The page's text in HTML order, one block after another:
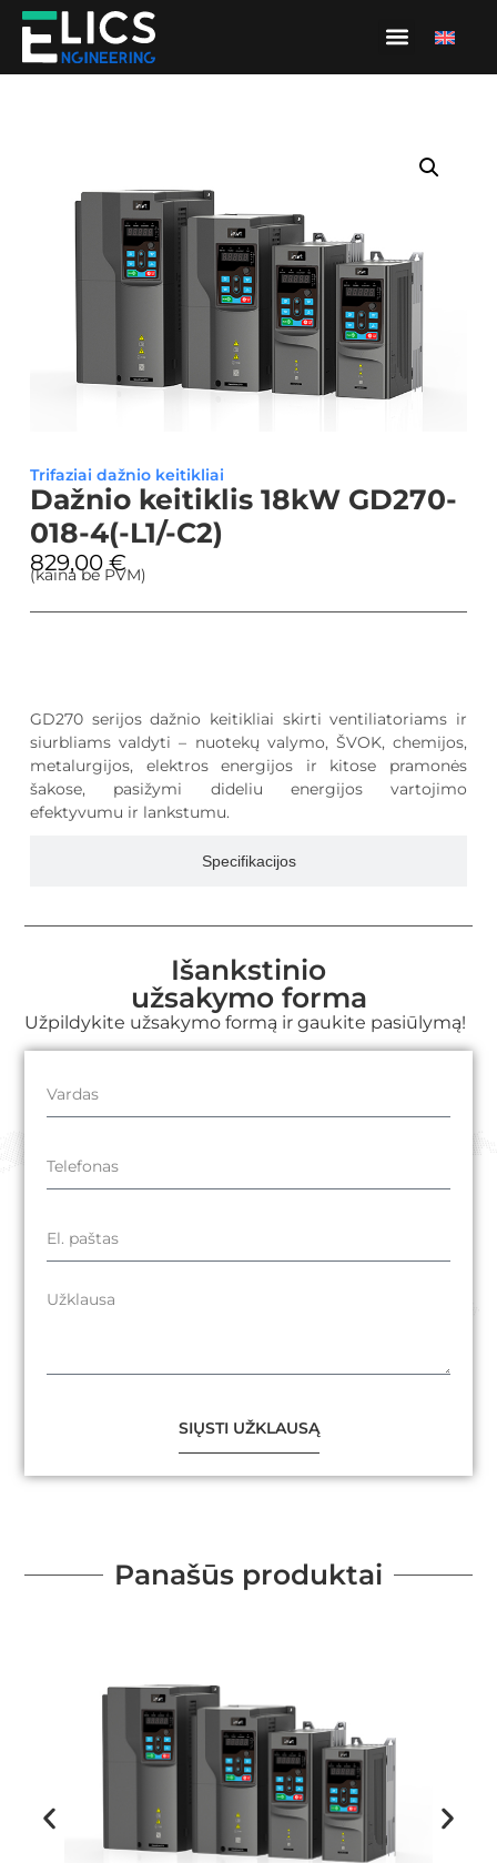
Trifaziai dažnio keitikliai
Dažnio keitiklis 18kW GD270-
018-4(-L1/-C2)
829,00€
(kaina be PVM)
Specifikacijos
GD270 serijos dažnio keitikliai skirti ventiliatoriams ir
siurbliams valdyti – nuotekų valymo, ŠVOK, chemijos,
metalurgijos, elektros energijos ir kitose pramonės
šakose, pasižymi dideliu energijos vartojimo
efektyvumu ir lankstumu.
Išankstinio
užsakymo forma
Užpildykite užsakymo formą ir gaukite pasiūlymą!
SIŲSTI UŽKLAUSĄ
Panašūs produktai